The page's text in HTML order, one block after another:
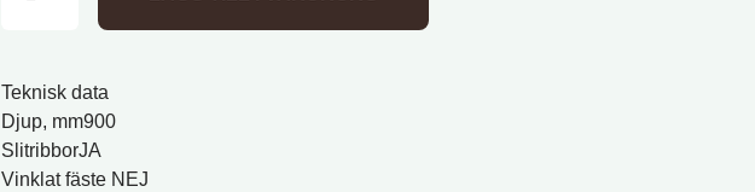
Teknisk data
Djup, mm900
SlitribborJA
Vinklat fäste NEJ